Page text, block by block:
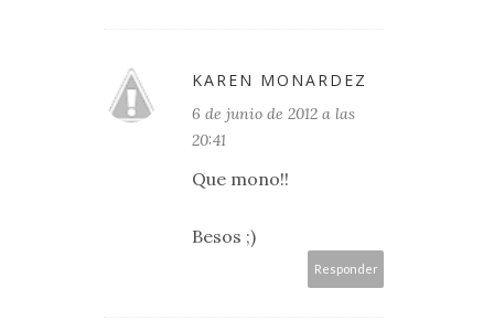
KAREN MONARDEZ
6 de junio de 2012 a las
20:41
Que mono!!
Besos ;)
Responder